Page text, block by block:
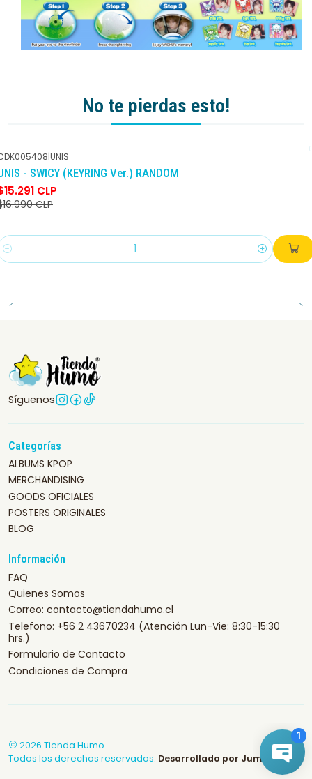
No te pierdas esto!
-10%DCTO
|UNIS
- SWICY (KEYRING Ver.) RANDOM
CLP
CLP
Síguenos
Categorías
ALBUMS KPOP
MERCHANDISING
GOODS OFICIALES
POSTERS ORIGINALES
BLOG
Información
FAQ
Quienes Somos
Correo: contacto@tiendahumo.cl
Telefono: +56 2 43670234 (Atención Lun-Vie: 8:30-15:30
hrs.)
Formulario de Contacto
Condiciones de Compra
2026 Tienda Humo.
Todos los derechos reservados. Desarrollado por Jumpseller